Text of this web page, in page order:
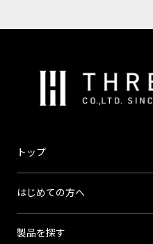
式
ス
ハ
イ
トップ
はじめての方へ
製品を探す